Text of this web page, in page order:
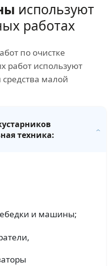
используют
работах
по очистке
работ используют
малой
техника:
и машины;